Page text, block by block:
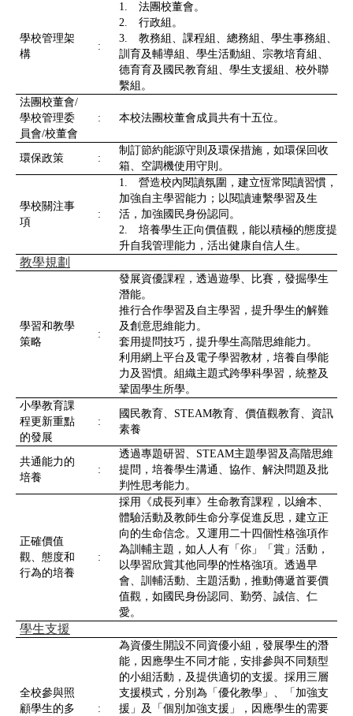
學校管理架
構
:
1. 法團校董會。
2. 行政組。
3. 教務組、課程組、總務組、學生事務組、
訓育及輔導組、學生活動組、宗教培育組、
德育育及國民教育組、學生支援組、校外聯
繫組。
法團校董會/
學校管理委
員會/校董會
: 本校法團校董會成員共有十五位。
環保政策 :
制訂節約能源守則及環保措施，如環保回收
箱、空調機使用守則。
學校關注事
項
:
1. 營造校內閱讀氛圍，建立恆常閱讀習慣，
加強自主學習能力；以閱讀連繫學習及生
活，加強國民身份認同。
2. 培養學生正向價值觀，能以積極的態度提
升自我管理能力，活出健康自信人生。
教學規劃
學習和教學
策略
:
發展資優課程，透過遊學、比賽，發掘學生
潛能。
推行合作學習及自主學習，提升學生的解難
及創意思維能力。
套用提問技巧，提升學生高階思維能力。
利用網上平台及電子學習教材，培養自學能
力及習慣。組織主題式跨學科學習，統整及
鞏固學生所學。
小學教育課
程更新重點
的發展
:
國民教育、STEAM教育、價值觀教育、資訊
素養
共通能力的
培養
:
透過專題研習、STEAM主題學習及高階思維
提問，培養學生溝通、協作、解決問題及批
判性思考能力。
正確價值
觀、態度和
行為的培養
:
採用《成長列車》生命教育課程，以繪本、
體驗活動及教師生命分享促進反思，建立正
向的生命信念。又運用二十四個性格強項作
為訓輔主題，如人人有「你」「賞」活動，
以學習欣賞其他同學的性格強項。透過早
會、訓輔活動、主題活動，推動傳遞首要價
值觀，如國民身份認同、勤勞、誠信、仁
愛。
學生支援
全校參與照
顧學生的多
:
為資優生開設不同資優小組，發展學生的潛
能，因應學生不同才能，安排參與不同類型
的小組活動，及提供適切的支援。採用三層
支援模式，分別為「優化教學」、「加強支
援」及「個別加強支援」，因應學生的需要